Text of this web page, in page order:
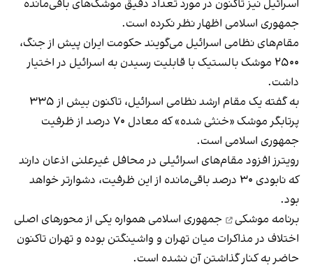
اسرائیل نیز تاکنون در مورد تعداد دقیق موشک‌های باقی‌مانده
جمهوری اسلامی اظهار نظر نکرده است.
مقام‌های نظامی اسرائیل می‌گویند حکومت ایران پیش از جنگ،
۲۵۰۰ موشک بالستیک با قابلیت رسیدن به اسرائیل در اختیار
داشت.
به گفته یک مقام ارشد نظامی اسرائیل، تاکنون بیش از ۳۳۵
پرتابگر موشک «خنثی شده» که معادل ۷۰ درصد از ظرفیت
جمهوری اسلامی است.
رویترز افزود مقام‌های اسرائیلی در محافل غیرعلنی اذعان دارند
که نابودی ۳۰ درصد باقی‌مانده از این ظرفیت، دشوارتر خواهد
بود.
برنامه موشکی
جمهوری اسلامی همواره یکی از محورهای اصلی
اختلاف در مذاکرات میان تهران و واشینگتن بوده و تهران تاکنون
حاضر به کنار گذاشتن آن نشده است.